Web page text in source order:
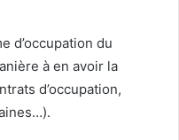
d’occupation du
à en avoir la
d’occupation,